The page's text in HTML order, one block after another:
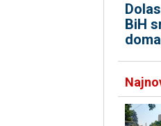
BiH